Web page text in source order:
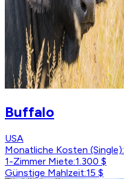
Buffalo
USA
Monatliche Kosten (Single):
1-Zimmer Miete:1.300 $
Günstige Mahlzeit:15 $